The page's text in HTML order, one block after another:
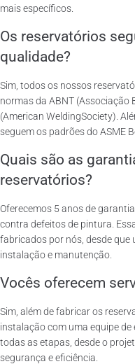
mais específicos.
Os reservatórios
qualidade?
Sim, todos os nossos
normas da ABNT (Associação
(American WeldingSociety).
seguem os padrões do ASME
Quais são as
reservatórios?
Oferecemos 5 anos de
contra defeitos de pintura.
fabricados por nós, desde
instalação e manutenção.
Vocês oferecem
Sim, além de fabricar os
instalação com uma equipe
todas as etapas, desde o
segurança e eficiência.